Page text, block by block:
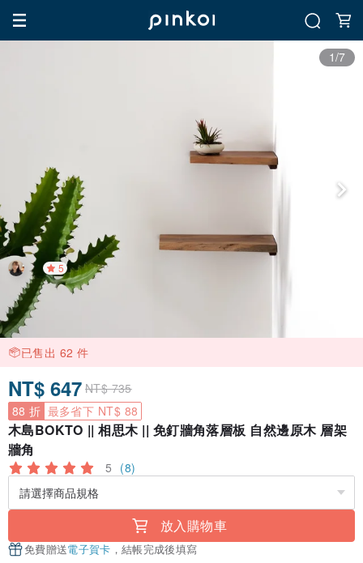
1/7
5
已售出 62 件
NT$ 647 NT$ 735
88 折 最多省下 NT$ 88
木島BOKTO || 相思木 || 免釘牆角落層板 自然邊原木 層架
牆角
5 (8)
放入購物車
免費贈送電子賀卡 ，結帳完成後填寫